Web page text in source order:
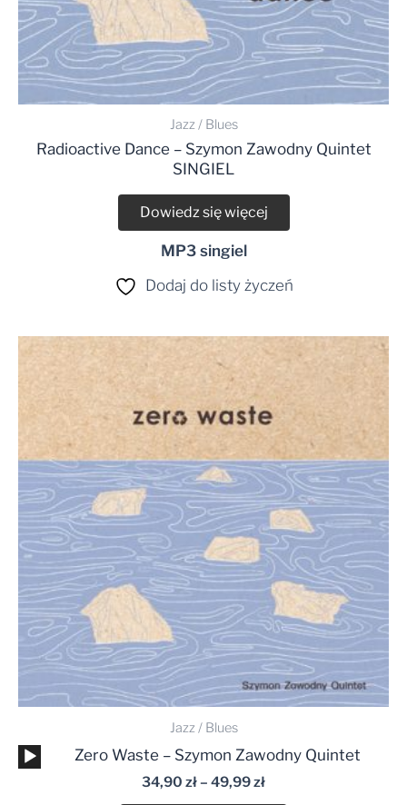
Jazz / Blues
Radioactive Dance – Szymon Zawodny Quintet
SINGIEL
Dowiedz się więcej
MP3 singiel
Dodaj do listy życzeń
Jazz / Blues
Odtwarzacz
plików
dźwiękowych
Zero Waste – Szymon Zawodny Quintet
34,90 zł– 49,99zł
Zakres
cen:
do
49,99 zł